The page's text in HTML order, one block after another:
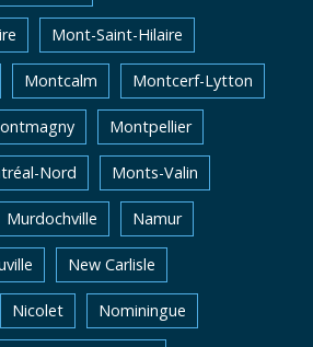
Mont-Saint-Hilaire
Montcalm Montcerf-Lytton
Montpellier
Nord Monts-Valin
Murdochville Namur
New Carlisle
Nicolet Nominingue